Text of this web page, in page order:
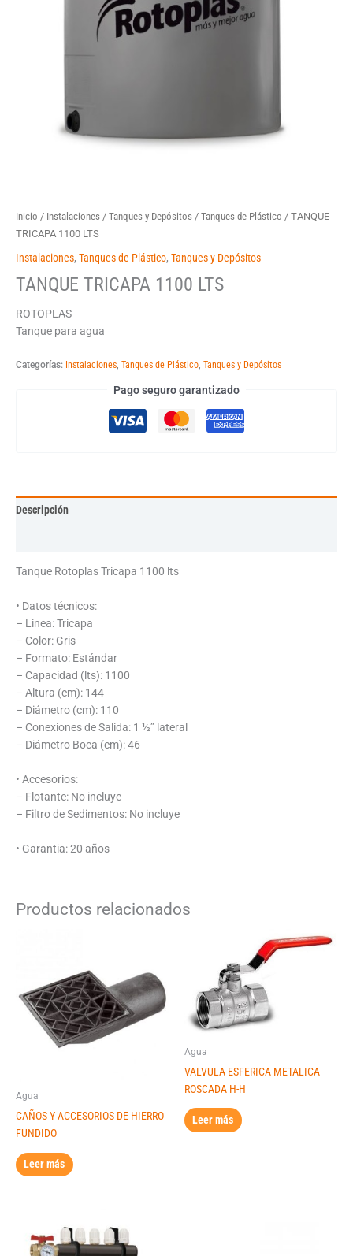
Inicio / Instalaciones / Tanques y Depósitos / Tanques de Plástico / TANQUE
TRICAPA 1100 LTS
Instalaciones, Tanques de Plástico, Tanques y Depósitos
TANQUE TRICAPA 1100 LTS
ROTOPLAS
Tanque para agua
Categorías: Instalaciones, Tanques de Plástico, Tanques y Depósitos
Pago seguro garantizado
Descripción
Tanque Rotoplas Tricapa 1100 lts
• Datos técnicos:
– Linea: Tricapa
– Color: Gris
– Formato: Estándar
– Capacidad (lts): 1100
– Altura (cm): 144
– Diámetro (cm): 110
– Conexiones de Salida: 1 ½” lateral
– Diámetro Boca (cm): 46
• Accesorios:
– Flotante: No incluye
– Filtro de Sedimentos: No incluye
• Garantia: 20 años
Productos relacionados
Agua
CAÑOS Y ACCESORIOS DE HIERRO
FUNDIDO
Leer más
Agua
VALVULA ESFERICA METALICA
ROSCADA H-H
Leer más